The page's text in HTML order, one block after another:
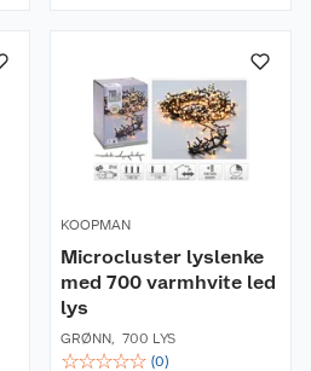
KOOPMAN
Microcluster lyslenke
med 700 varmhvite led
lys
GRØNN, 700 LYS
☆☆☆☆☆ (0)